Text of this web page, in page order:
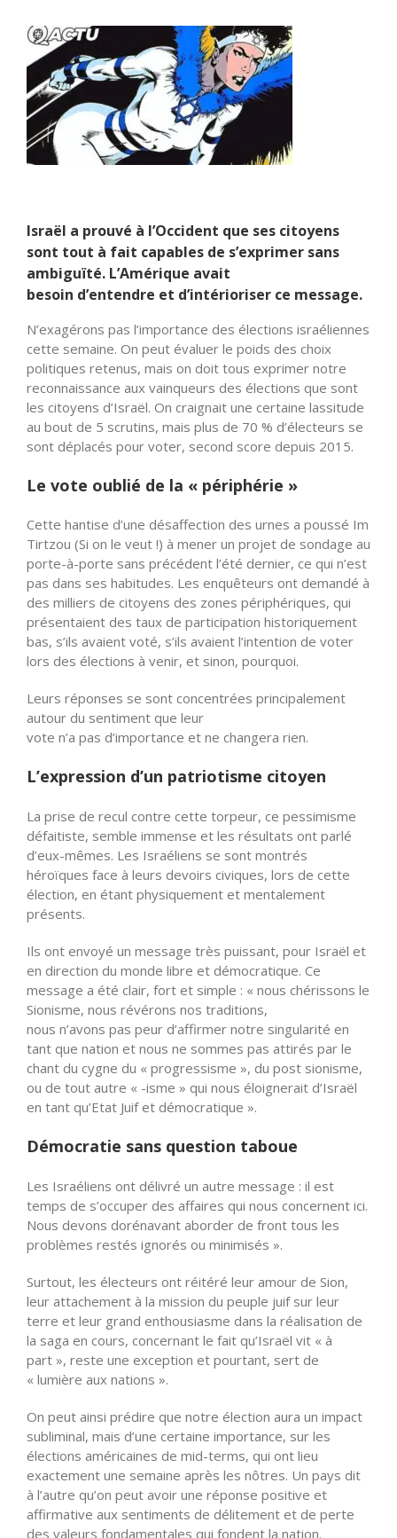
Israël a prouvé à l’Occident que ses citoyens
sont tout à fait capables de s’exprimer sans
ambiguïté. L’Amérique avait
besoin d’entendre et d’intérioriser ce message.
N’exagérons pas l’importance des élections israéliennes
cette semaine. On peut évaluer le poids des choix
politiques retenus, mais on doit tous exprimer notre
reconnaissance aux vainqueurs des élections que sont
les citoyens d’Israël. On craignait une certaine lassitude
au bout de 5 scrutins, mais plus de 70 % d’électeurs se
sont déplacés pour voter, second score depuis 2015.
Le vote oublié de la « périphérie »
Cette hantise d’une désaffection des urnes a poussé Im
Tirtzou (Si on le veut !) à mener un projet de sondage au
porte-à-porte sans précédent l’été dernier, ce qui n’est
pas dans ses habitudes. Les enquêteurs ont demandé à
des milliers de citoyens des zones périphériques, qui
présentaient des taux de participation historiquement
bas, s’ils avaient voté, s’ils avaient l’intention de voter
lors des élections à venir, et sinon, pourquoi.
Leurs réponses se sont concentrées principalement
autour du sentiment que leur
vote n’a pas d’importance et ne changera rien.
L’expression d’un patriotisme citoyen
La prise de recul contre cette torpeur, ce pessimisme
défaitiste, semble immense et les résultats ont parlé
d’eux-mêmes. Les Israéliens se sont montrés
héroïques face à leurs devoirs civiques, lors de cette
élection, en étant physiquement et mentalement
présents.
Ils ont envoyé un message très puissant, pour Israël et
en direction du monde libre et démocratique. Ce
message a été clair, fort et simple : « nous chérissons le
Sionisme, nous révérons nos traditions,
nous n’avons pas peur d’affirmer notre singularité en
tant que nation et nous ne sommes pas attirés par le
chant du cygne du « progressisme », du post sionisme,
ou de tout autre « -isme » qui nous éloignerait d’Israël
en tant qu’Etat Juif et démocratique ».
Démocratie sans question taboue
Les Israéliens ont délivré un autre message : il est
temps de s’occuper des affaires qui nous concernent ici.
Nous devons dorénavant aborder de front tous les
problèmes restés ignorés ou minimisés ».
Surtout, les électeurs ont réitéré leur amour de Sion,
leur attachement à la mission du peuple juif sur leur
terre et leur grand enthousiasme dans la réalisation de
la saga en cours, concernant le fait qu’Israël vit « à
part », reste une exception et pourtant, sert de
« lumière aux nations ».
On peut ainsi prédire que notre élection aura un impact
subliminal, mais d’une certaine importance, sur les
élections américaines de mid-terms, qui ont lieu
exactement une semaine après les nôtres. Un pays dit
à l’autre qu’on peut avoir une réponse positive et
affirmative aux sentiments de délitement et de perte
des valeurs fondamentales qui fondent la nation.